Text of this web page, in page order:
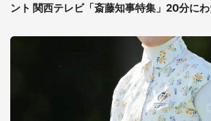
ント 関西テレビ「斎藤知事特集」20分にわ